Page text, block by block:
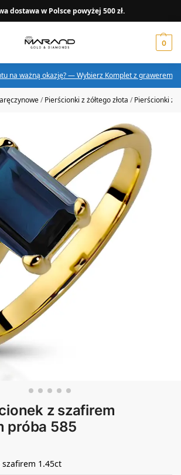
dostawa w Polsce powyżej 500 zł.
0
na ważną okazję? — Wybierz Komplet z grawerem
/Pierścionki z żółtego złota /Pierścionki z
z szafirem
próba 585
szafirem 1.45ct